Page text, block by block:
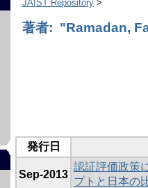
JAIST Repository >
著者: "Ramadan,
発行日
Sep-2013
認証評価政策
プトと日本の